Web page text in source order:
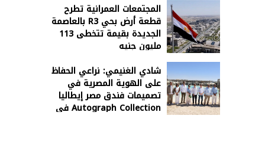
المجتمعات العمرانية تطرح
قطعة أرض بحي R3 بالعاصمة
الجديدة بقيمة تتخطى 113
مليون جنيه
شادي الغنيمي: نراعي الحفاظ
على الهوية المصرية في
تصميمات فندق مصر إيطاليا
Autograph Collection في